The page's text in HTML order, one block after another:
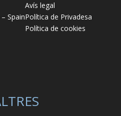
Spain
Avís legal
Política de Privadesa
Política de cookies